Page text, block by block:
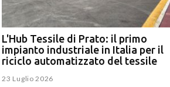
T
L'Hub Tessile di Prato: il primo
impianto industriale in Italia per il
riciclo automatizzato del tessile
23 Luglio 2026